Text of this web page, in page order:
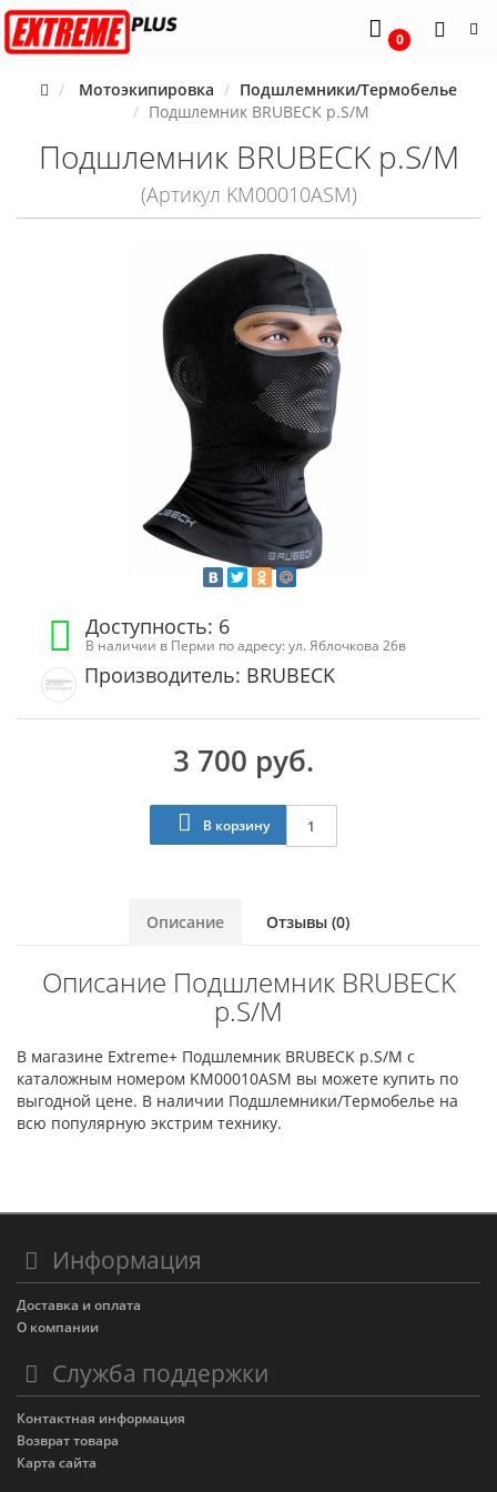
0
Мотоэкипировка
Подшлемники/Термобелье
Подшлемник BRUBECK p.S/M
Подшлемник BRUBECK p.S/M
(Артикул KM00010ASM)
Доступность: 6
В наличии в Перми по адресу: ул. Яблочкова 26в
Производитель: BRUBECK
3 700 руб.
В корзину
Описание Отзывы (0)
Описание Подшлемник BRUBECK
p.S/M
В магазине Extreme+ Подшлемник BRUBECK p.S/M с
каталожным номером KM00010ASM вы можете купить по
выгодной цене. В наличии Подшлемники/Термобелье на
всю популярную экстрим технику.
Информация
Доставка и оплата
О компании
Служба поддержки
Контактная информация
Возврат товара
Карта сайта